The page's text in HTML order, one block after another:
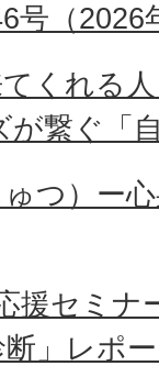
号（2026
くれる
繋ぐ「
つ）ー
援セミナ
」レポ